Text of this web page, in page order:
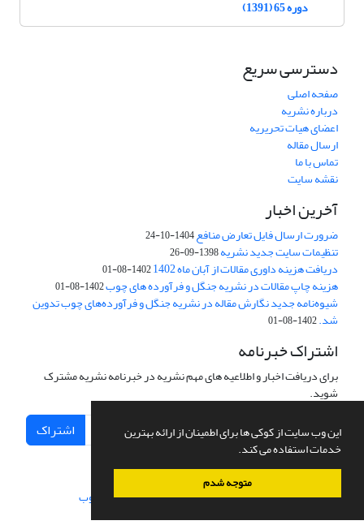
این وب سایت از کوکی ها برای اطمینان از ارائه بهترین
خدمات استفاده می کند.
متوجه شدم
دوره 65 (1391)
دسترسی سریع
صفحه اصلی
درباره نشریه
اعضای هیات تحریریه
ارسال مقاله
تماس با ما
نقشه سایت
آخرین اخبار
ضرورت ارسال فایل تعارض منافع1404-10-24
تنظیمات سایت جدید نشریه1398-09-26
دریافت هزینه داوری مقالات از آبان ماه 1402 1402-08-01
هزینه چاپ مقالات در نشریه جنگل و فرآورده های چوب1402-08-01
شیوه‌نامه جدید نگارش مقاله در نشریه جنگل و فرآورده‌های چوب تدوین
شد.1402-08-01
اشتراک خبرنامه
برای دریافت اخبار و اطلاعیه های مهم نشریه در خبرنامه نشریه مشترک
شوید.
اشتراک
سامانه مدیریت نشریات علمی.طراحی و پیاده سازی از سیناوب